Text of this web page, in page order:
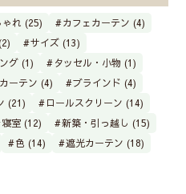
ゃれ (25)
カフェカーテン (4)
サイズ (13)
グ (1)
タッセル・小物 (1)
ーテン (4)
ブラインド (4)
(21)
ロールスクリーン (14)
寝室 (12)
新築・引っ越し (15)
色 (14) 遮光カーテン (18)